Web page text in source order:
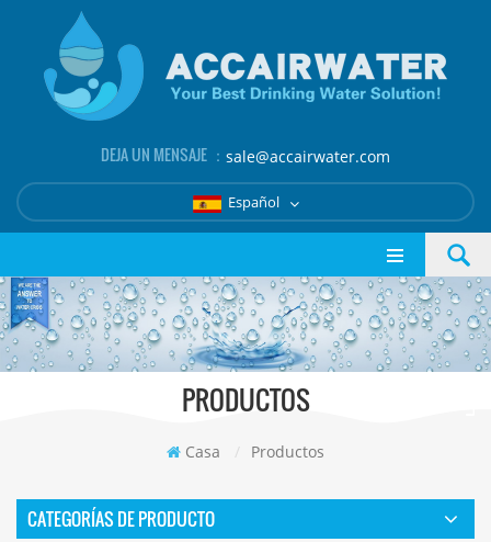
DEJA UN MENSAJE ： sale@accairwater.com
Español
PRODUCTOS
Casa / Productos
CATEGORÍAS DE PRODUCTO